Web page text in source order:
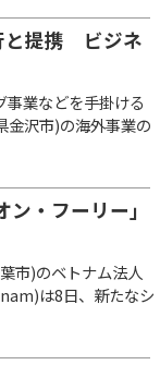
と提携 ビジネ
業などを手掛ける
金沢市)の海外事業の
・フーリー」
市)のベトナム法人
は8日、新たなシ